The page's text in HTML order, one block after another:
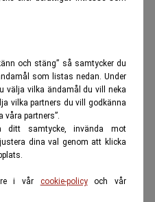
och stäng” så samtycker du
som listas nedan. Under
välja vilka ändamål du vill neka
vilka partners du vill godkänna
våra partners”.
samtycke, invända mot
dina val genom att klicka
i vår cookie-policyoch vår